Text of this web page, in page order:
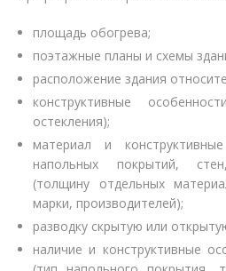
площадь обогрева;
поэтажные планы и схемы
расположение здания
конструктивные
остекления);
материал и
напольных покрытий,
(толщину отдельных
марки, производителей);
разводку скрытую или
наличие и конструктивные